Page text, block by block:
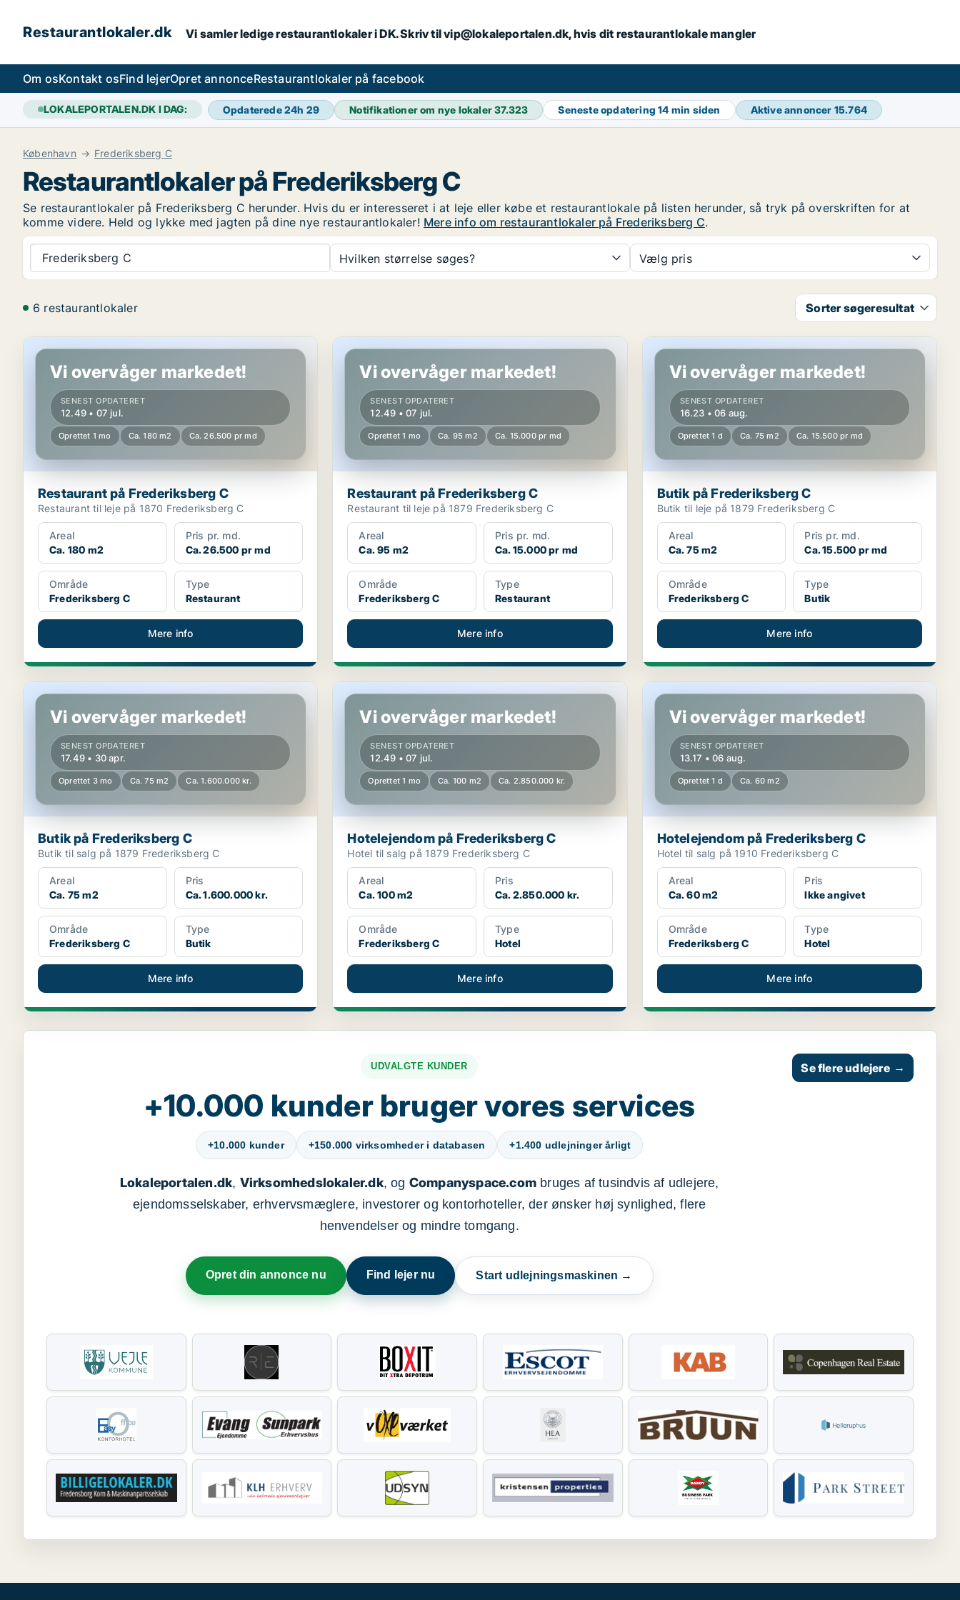
Restaurantlokaler.dk Vi samler ledige restaurantlokaler i DK. Skriv til vip@lokaleportalen.dk, hvis dit restaurantlokale mangler
Om osKontakt osFind lejerOpret annonceRestaurantlokaler på facebook
LOKALEPORTALEN.DK I DAG: Opdaterede 24h 29 Notifikationer om nye lokaler37.323 Seneste opdatering14 min siden Aktive annoncer 15.764
København Frederiksberg C
Restaurantlokaler på Frederiksberg C
Se restaurantlokaler på Frederiksberg C herunder. Hvis du er interesseret i at leje eller købe et restaurantlokale på listen herunder, så tryk på overskriften for at
komme videre. Held og lykke med jagten på dine nye restaurantlokaler! Mere info om restaurantlokaler på Frederiksberg C.
Frederiksberg C Hvilken størrelse søges? Vælg pris
6 restaurantlokaler Sorter søgeresultat
Restaurant på Frederiksberg C
Vi overvåger markedet!
SENEST OPDATERET
12.49 • 07 jul.
Oprettet 1 mo Ca. 180 m2 Ca. 26.500 pr md
Restaurant på Frederiksberg C
Restaurant til leje på 1870 Frederiksberg C
Areal
Ca. 180 m2
Pris pr. md.
Ca. 26.500 pr md
Område
Frederiksberg C
Type
Restaurant
Mere info
Restaurant på Frederiksberg C
Vi overvåger markedet!
SENEST OPDATERET
12.49 • 07 jul.
Oprettet 1 mo Ca. 95 m2 Ca. 15.000 pr md
Restaurant på Frederiksberg C
Restaurant til leje på 1879 Frederiksberg C
Areal
Ca. 95 m2
Pris pr. md.
Ca. 15.000 pr md
Område
Frederiksberg C
Type
Restaurant
Mere info
Butik på Frederiksberg C
Vi overvåger markedet!
SENEST OPDATERET
16.23 • 06 aug.
Oprettet 1 d Ca. 75 m2 Ca. 15.500 pr md
Butik på Frederiksberg C
Butik til leje på 1879 Frederiksberg C
Areal
Ca. 75 m2
Pris pr. md.
Ca. 15.500 pr md
Område
Frederiksberg C
Type
Butik
Mere info
Butik på Frederiksberg C
Vi overvåger markedet!
SENEST OPDATERET
17.49 • 30 apr.
Oprettet 3 mo Ca. 75 m2 Ca. 1.600.000 kr.
Butik på Frederiksberg C
Butik til salg på 1879 Frederiksberg C
Areal
Ca. 75 m2
Pris
Ca. 1.600.000 kr.
Område
Frederiksberg C
Type
Butik
Mere info
Hotelejendom på Frederiksberg C
Vi overvåger markedet!
SENEST OPDATERET
12.49 • 07 jul.
Oprettet 1 mo Ca. 100 m2 Ca. 2.850.000 kr.
Hotelejendom på Frederiksberg C
Hotel til salg på 1879 Frederiksberg C
Areal
Ca. 100 m2
Pris
Ca. 2.850.000 kr.
Område
Frederiksberg C
Type
Hotel
Mere info
Hotelejendom på Frederiksberg C
Vi overvåger markedet!
SENEST OPDATERET
13.17 • 06 aug.
Oprettet 1 d Ca. 60 m2
Hotelejendom på Frederiksberg C
Hotel til salg på 1910 Frederiksberg C
Areal
Ca. 60 m2
Pris
Ikke angivet
Område
Frederiksberg C
Type
Hotel
Mere info
UDVALGTE KUNDER
+10.000 kunder bruger vores services
+10.000 kunder +150.000 virksomheder i databasen +1.400 udlejninger årligt
Lokaleportalen.dk, Virksomhedslokaler.dk, og Companyspace.combruges af tusindvis af udlejere,
ejendomsselskaber, erhvervsmæglere, investorer og kontorhoteller, der ønsker høj synlighed, flere
henvendelser og mindre tomgang.
Opret din annonce nu Find lejer nu Start udlejningsmaskinen →
Se flere udlejere →